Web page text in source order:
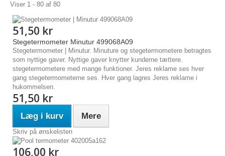
Viser 1 - 80 af 80
51,50 kr
Stegetermometer Minutur 499068A09
Stegetermometer | Minutur. Minuture og stegetermometere betragtes
som nyttige gaver. Nyttige gaver knytter kunderne tættere.
stegetermometere med mange funktioner. Jeres reklame ses hver
gang stegetermometerne ses. Hver gang lagres Jeres reklame i
hukommelsen.
51,50 kr
Læg i kurv Mere
Skriv på ønskelisten
106,00 kr